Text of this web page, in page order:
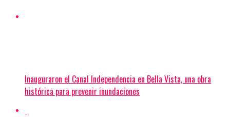
Inauguraron el Canal Independencia en Bella Vista, una obra
histórica para prevenir inundaciones